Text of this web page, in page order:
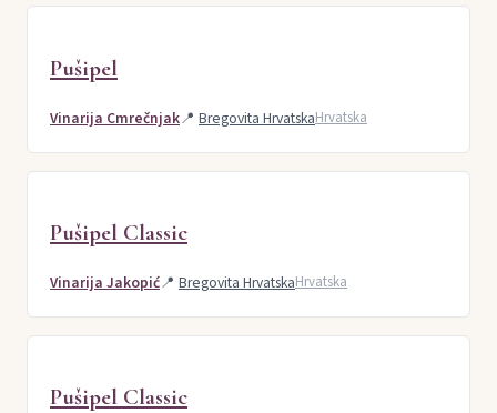
Pušipel
Vinarija Cmrečnjak📍 Bregovita HrvatskaHrvatska
Pušipel Classic
Vinarija Jakopić📍 Bregovita HrvatskaHrvatska
Pušipel Classic